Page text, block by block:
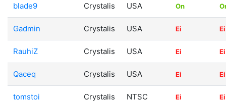
blade9 Crystalis USA On
Gadmin Crystalis USA Ei Ei
RauhiZ Crystalis USA Ei Ei
Qaceq Crystalis USA Ei Ei
tomstoi Crystalis NTSC Ei Ei